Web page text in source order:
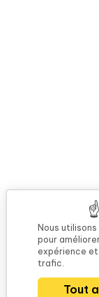
Nous
pour
expérience
trafic.
Tout